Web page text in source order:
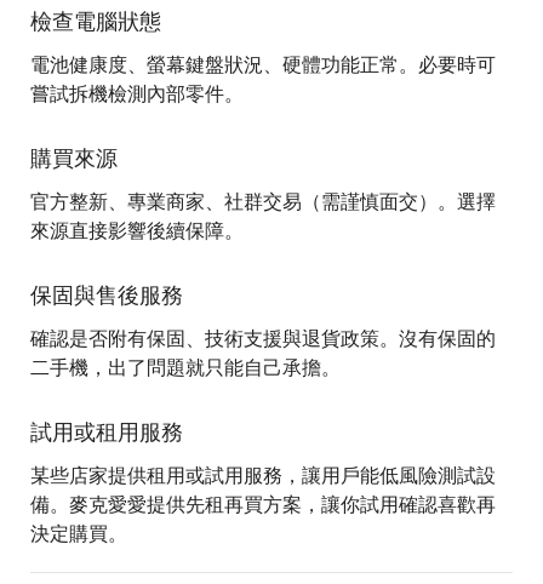
檢查電腦狀態
電池健康度、螢幕鍵盤狀況、硬體功能正常。必要時可
嘗試拆機檢測內部零件。
購買來源
官方整新、專業商家、社群交易（需謹慎面交）。選擇
來源直接影響後續保障。
保固與售後服務
確認是否附有保固、技術支援與退貨政策。沒有保固的
二手機，出了問題就只能自己承擔。
試用或租用服務
某些店家提供租用或試用服務，讓用戶能低風險測試設
備。麥克愛愛提供先租再買方案，讓你試用確認喜歡再
決定購買。